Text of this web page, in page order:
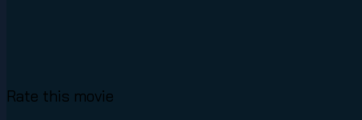
Rate this movie